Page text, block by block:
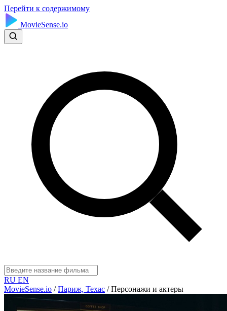
Перейти к содержимому
MovieSense.io
RU EN
MovieSense.io / Париж, Техас / Персонажи и актеры